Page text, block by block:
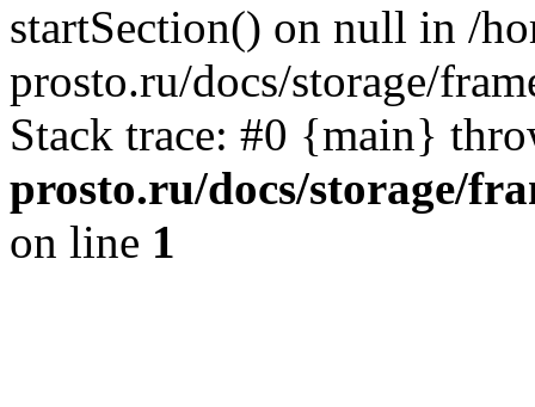
startSection() on null in /
prosto.ru/docs/storage/
Stack trace: #0 {main}
prosto.ru/docs/storage/
on line 1